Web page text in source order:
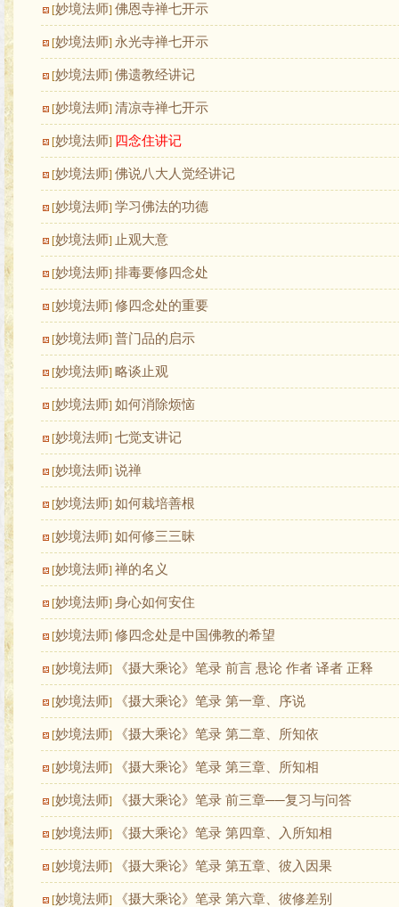
[妙境法师] 佛恩寺禅七开示
[妙境法师] 永光寺禅七开示
[妙境法师] 佛遗教经讲记
[妙境法师] 清凉寺禅七开示
[妙境法师] 四念住讲记
[妙境法师] 佛说八大人觉经讲记
[妙境法师] 学习佛法的功德
[妙境法师] 止观大意
[妙境法师] 排毒要修四念处
[妙境法师] 修四念处的重要
[妙境法师] 普门品的启示
[妙境法师] 略谈止观
[妙境法师] 如何消除烦恼
[妙境法师] 七觉支讲记
[妙境法师] 说禅
[妙境法师] 如何栽培善根
[妙境法师] 如何修三三昧
[妙境法师] 禅的名义
[妙境法师] 身心如何安住
[妙境法师] 修四念处是中国佛教的希望
[妙境法师] 《摄大乘论》笔录 前言 悬论 作者 译者 正释
[妙境法师] 《摄大乘论》笔录 第一章、序说
[妙境法师] 《摄大乘论》笔录 第二章、所知依
[妙境法师] 《摄大乘论》笔录 第三章、所知相
[妙境法师] 《摄大乘论》笔录 前三章──复习与问答
[妙境法师] 《摄大乘论》笔录 第四章、入所知相
[妙境法师] 《摄大乘论》笔录 第五章、彼入因果
[妙境法师] 《摄大乘论》笔录 第六章、彼修差别